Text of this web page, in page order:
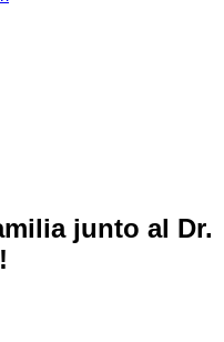
junto al Dr.